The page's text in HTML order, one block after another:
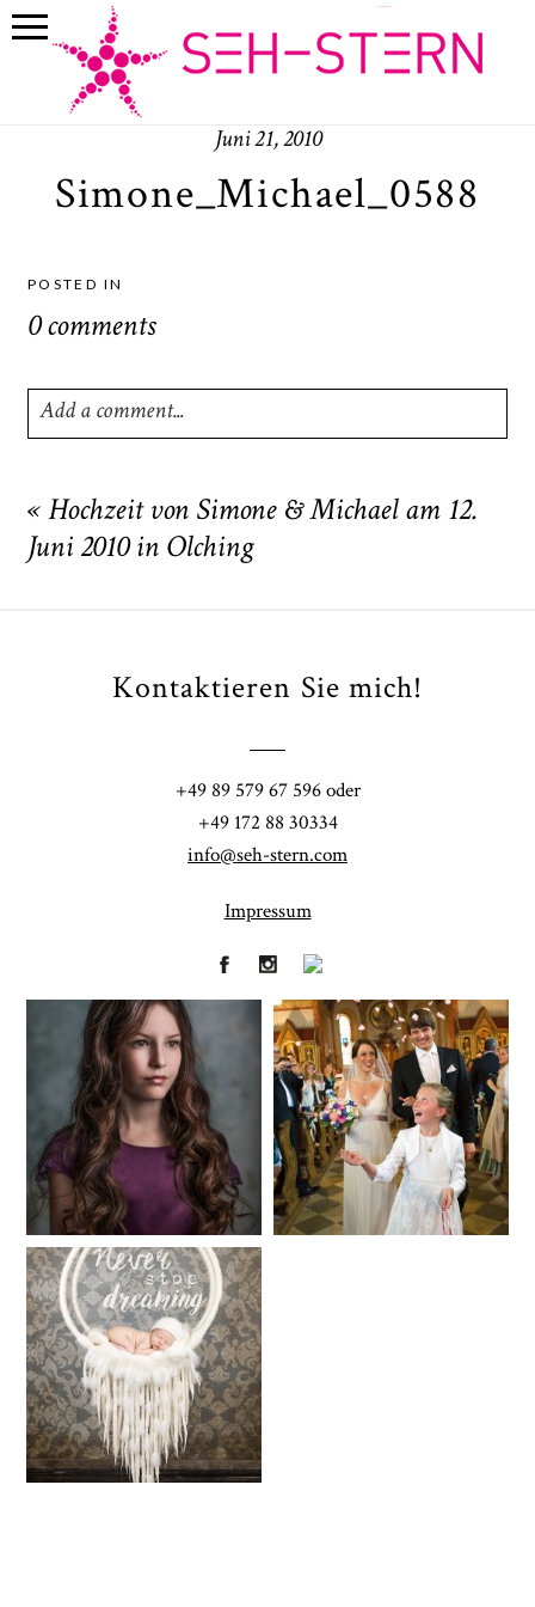
Juni 21, 2010
Simone_Michael_0588
POSTED IN
0 comments
Add a comment...
are marked *
« Hochzeit von Simone & Michael am 12.
Juni 2010 in Olching
Kontaktieren Sie mich!
+49 89 579 67 596 oder
+49 172 88 30334
info@seh-stern.com
Impressum
Fineart
41
Hochzeit
183
Baby/Newborn
72